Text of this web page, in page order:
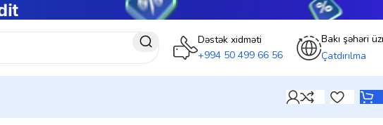
Dəstək xidməti
+994 50 499 66 56
Bakı şəhəri
Çatdırılma